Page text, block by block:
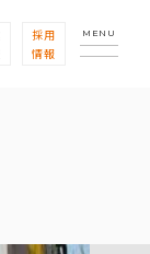
採用
情報
MENU